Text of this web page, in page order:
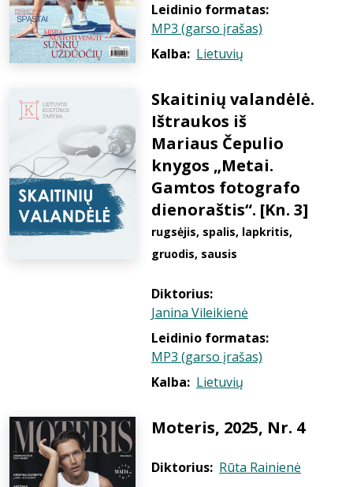
Leidinio formatas:
MP3 (garso įrašas)
Kalba: Lietuvių
Skaitinių valandėlė.
Ištraukos iš
Mariaus Čepulio
knygos „Metai.
Gamtos fotografo
dienoraštis“. [Kn. 3]
rugsėjis, spalis, lapkritis,
gruodis, sausis
Diktorius:
Janina Vileikienė
Leidinio formatas:
MP3 (garso įrašas)
Kalba: Lietuvių
Moteris, 2025, Nr. 4
Diktorius: Rūta Rainienė